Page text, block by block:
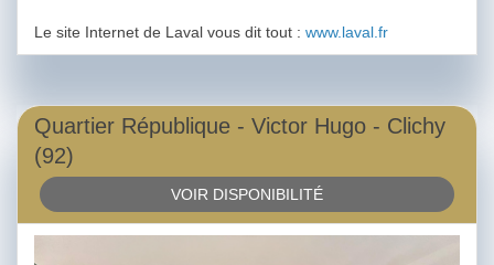
Le site Internet de Laval vous dit tout : www.laval.fr
Quartier République - Victor Hugo - Clichy
(92)
VOIR DISPONIBILITÉ